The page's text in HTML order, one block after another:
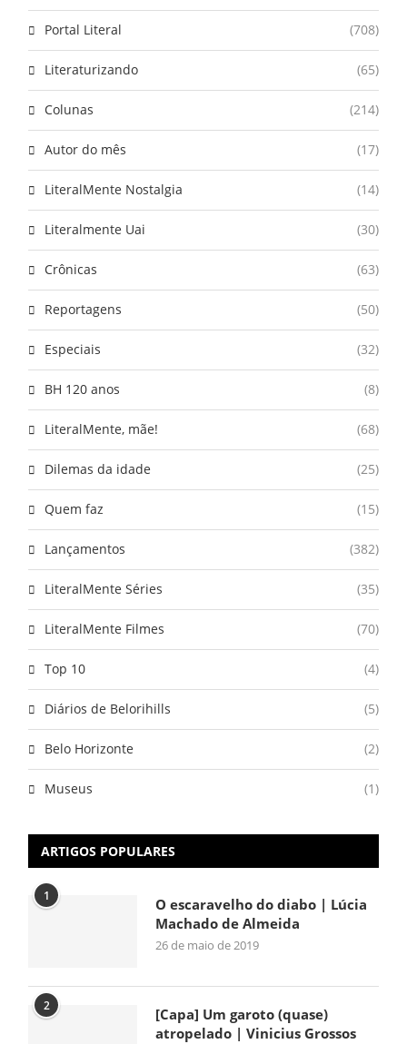
Portal Literal (708)
Literaturizando (65)
Colunas (214)
Autor do mês (17)
LiteralMente Nostalgia (14)
Literalmente Uai (30)
Crônicas (63)
Reportagens (50)
Especiais (32)
BH 120 anos (8)
LiteralMente, mãe! (68)
Dilemas da idade (25)
Quem faz (15)
Lançamentos (382)
LiteralMente Séries (35)
LiteralMente Filmes (70)
Top 10 (4)
Diários de Belorihills (5)
Belo Horizonte (2)
Museus (1)
ARTIGOS POPULARES
1
O escaravelho do diabo | Lúcia
Machado de Almeida
26 de maio de 2019
2
[Capa] Um garoto (quase)
atropelado | Vinicius Grossos